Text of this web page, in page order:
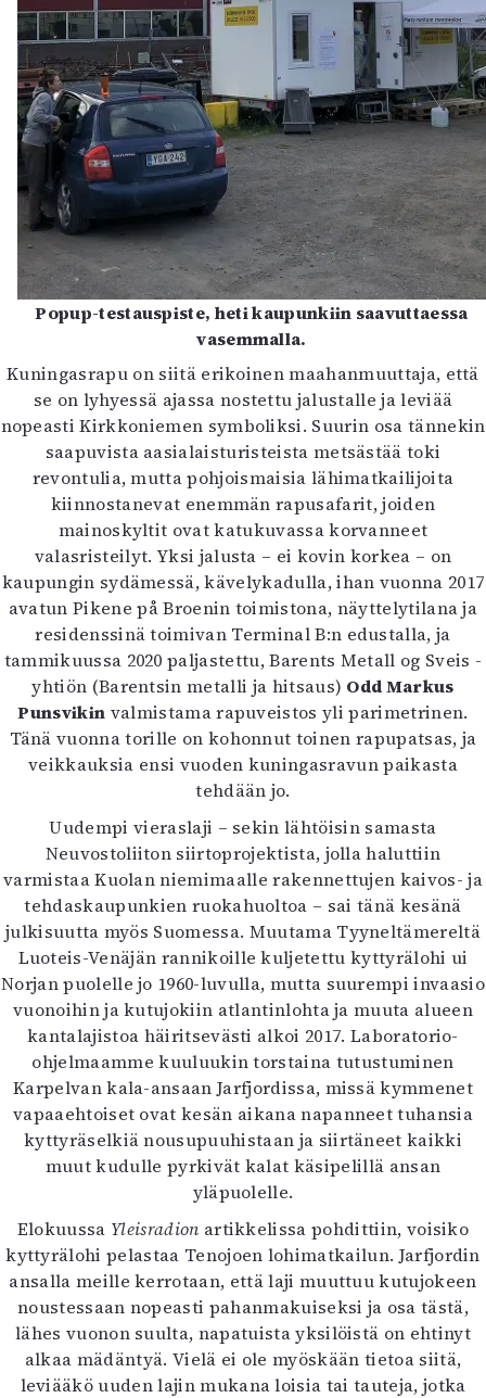
Popup-testauspiste, heti kaupunkiin saavuttaessa
vasemmalla.
Kuningasrapu on siitä erikoinen maahanmuuttaja, että
se on lyhyessä ajassa nostettu jalustalle ja leviää
nopeasti Kirkkoniemen symboliksi. Suurin osa tännekin
saapuvista aasialaisturisteista metsästää toki
revontulia, mutta pohjoismaisia lähimatkailijoita
kiinnostanevat enemmän rapusafarit, joiden
mainoskyltit ovat katukuvassa korvanneet
valasristeilyt. Yksi jalusta – ei kovin korkea – on
kaupungin sydämessä, kävelykadulla, ihan vuonna 2017
avatun Pikene på Broenin toimistona, näyttelytilana ja
residenssinä toimivan Terminal B:n edustalla, ja
tammikuussa 2020 paljastettu, Barents Metall og Sveis -
yhtiön (Barentsin metalli ja hitsaus) Odd Markus
Punsvikin valmistama rapuveistos yli parimetrinen.
Tänä vuonna torille on kohonnut toinen rapupatsas, ja
veikkauksia ensi vuoden kuningasravun paikasta
tehdään jo.
Uudempi vieraslaji – sekin lähtöisin samasta
Neuvostoliiton siirtoprojektista, jolla haluttiin
varmistaa Kuolan niemimaalle rakennettujen kaivos- ja
tehdaskaupunkien ruokahuoltoa – sai tänä kesänä
julkisuutta myös Suomessa. Muutama Tyyneltämereltä
Luoteis-Venäjän rannikoille kuljetettu kyttyrälohi ui
Norjan puolelle jo 1960-luvulla, mutta suurempi invaasio
vuonoihin ja kutujokiin atlantinlohta ja muuta alueen
kantalajistoa häiritsevästi alkoi 2017. Laboratorio-
ohjelmaamme kuuluukin torstaina tutustuminen
Karpelvan kala-ansaan Jarfjordissa, missä kymmenet
vapaaehtoiset ovat kesän aikana napanneet tuhansia
kyttyräselkiä nousupuuhistaan ja siirtäneet kaikki
muut kudulle pyrkivät kalat käsipelillä ansan
yläpuolelle.
Elokuussa Yleisradion artikkelissa pohdittiin, voisiko
kyttyrälohi pelastaa Tenojoen lohimatkailun. Jarfjordin
ansalla meille kerrotaan, että laji muuttuu kutujokeen
noustessaan nopeasti pahanmakuiseksi ja osa tästä,
lähes vuonon suulta, napatuista yksilöistä on ehtinyt
alkaa mädäntyä. Vielä ei ole myöskään tietoa siitä,
leviääkö uuden lajin mukana loisia tai tauteja, jotka